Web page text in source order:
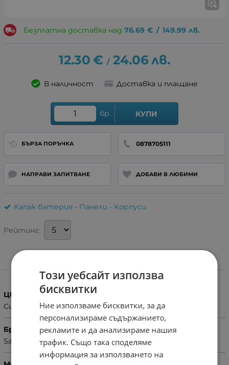
Безплатна доставка над 76.69 € / 149.99 лв.
12.30 € / 24.06 лв.
В наличност Доставка и плащане
бр. КУПИ
БЪРЗА ПОРЪЧКА 0878705111
НАПРАВИ ЗАПИТВАНЕ ДОБАВИ В ЛЮБИМИ
Капак батерия - Панели - Корпуси
Рейтинг:
Характеристики
Цвят
Син
Бранд
Samsung
Този уебсайт използва
бисквитки
Ние използваме бисквитки, за да
персонализираме съдържанието,
рекламите и да анализираме нашия
трафик. Също така споделяме
информация за използването на